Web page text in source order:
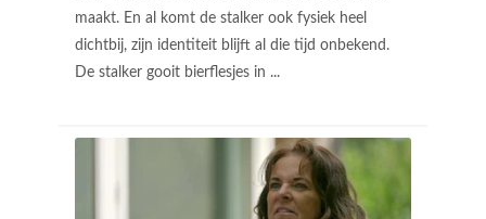
maakt. En al komt de stalker ook fysiek heel
dichtbij, zijn identiteit blijft al die tijd onbekend.
De stalker gooit bierflesjes in ...